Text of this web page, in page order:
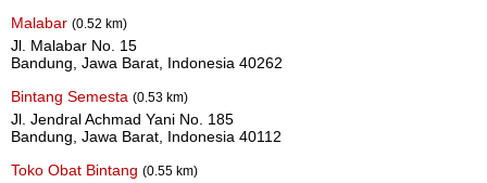
Malabar (0.52 km)
Jl. Malabar No. 15
Bandung, Jawa Barat, Indonesia 40262
Bintang Semesta (0.53 km)
Jl. Jendral Achmad Yani No. 185
Bandung, Jawa Barat, Indonesia 40112
Toko Obat Bintang (0.55 km)